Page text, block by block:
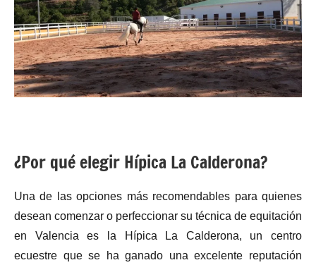
¿Por qué elegir Hípica La Calderona?
Una de las opciones más recomendables para quienes
desean comenzar o perfeccionar su técnica de equitación
en Valencia es la Hípica La Calderona, un centro
ecuestre que se ha ganado una excelente reputación